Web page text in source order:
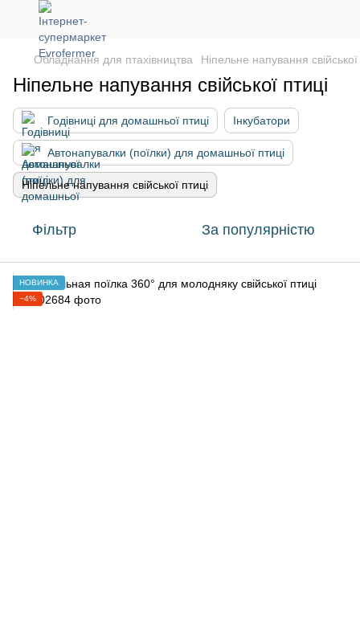
Обладнання для птахівництва Ніпельне напування свійської
Ніпельне напування свійської птиці
Годівниці для домашньої птиці Інкубатори
Автонапувалки (поїлки) для домашньої птиці
Ніпельне напування свійської птиці
Фільтр За популярністю
НОВИНКА
−4%